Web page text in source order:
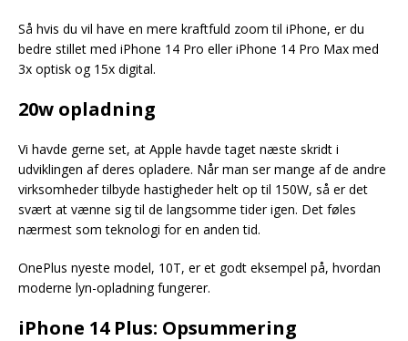
Så hvis du vil have en mere kraftfuld zoom til iPhone, er du
bedre stillet med iPhone 14 Pro eller iPhone 14 Pro Max med
3x optisk og 15x digital.
20w opladning
Vi havde gerne set, at Apple havde taget næste skridt i
udviklingen af deres opladere. Når man ser mange af de andre
virksomheder tilbyde hastigheder helt op til 150W, så er det
svært at vænne sig til de langsomme tider igen. Det føles
nærmest som teknologi for en anden tid.
OnePlus nyeste model, 10T, er et godt eksempel på, hvordan
moderne lyn-opladning fungerer.
iPhone 14 Plus: Opsummering